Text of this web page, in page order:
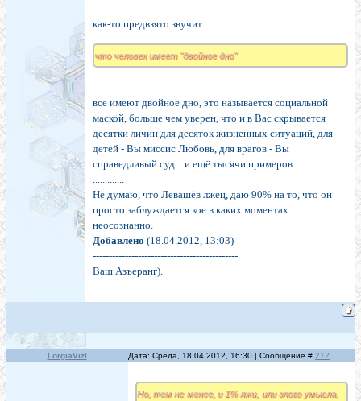
как-то предвзято звучит
что человек имеет "двойное дно"
все имеют двойное дно, это называется социальной
маской, больше чем уверен, что и в Вас скрывается
десятки личин для десяток жизненных ситуаций, для
детей - Вы миссис Любовь, для врагов - Вы
справедливый суд... и ещё тысячи примеров.
.............
Не думаю, что Левашёв лжец, даю 90% на то, что он
просто заблуждается кое в каких моментах
неосознанно.
Добавлено (18.04.2012, 13:03)
---------------------------------------------
Ваш Азъеранг).
LorgiaVizl Дата: Среда, 18.04.2012, 16:30 | Сообщение # 212
Но, тем не менее, и 1% лжи, или злого умысла,